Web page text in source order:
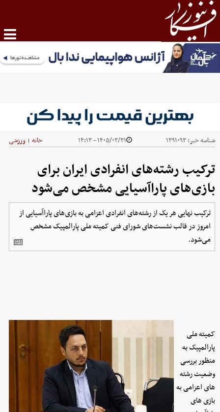
شناسه خبر:۱۳۹۱۰۹۳ ۱۴۰۵/۰۳/۳۱ - ۱۴:۱۳ خانه | ورزشی
ترکیب رشته‌های انفرادی ایران برای
بازی‌های پاراآسیایی مشخص می‌شود
ترکیب نهایی هر یک از رشته‌های انفرادی اعزامی به بازی‌های پاراآسیایی از
امروز در قالب نشست‌های شورای فنی کمیته ملی پارالمپیک مشخص
می‌شود.
کمیته ملی
پارالمپیک به
منظور بررسی
وضعیت رشته
های اعزامی به
بازی های